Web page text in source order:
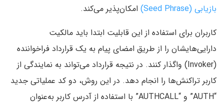
بازیابی (Seed Phrase)
امکان‌پذیر می‌کند.
کاربران برای استفاده از این قابلیت ابتدا باید مالکیت
دارایی‌هایشان را از طریق امضای پیام به یک قرارداد فراخواننده
(Invoker) واگذار کنند. در نتیجه قرارداد می‌تواند به نمایندگی از
کاربر تراکنش‌ها را انجام دهد. در این روش، دو کد عملیاتی جدید
“AUTH” و “AUTHCALL” با استفاده از آدرس کاربر به‌عنوان